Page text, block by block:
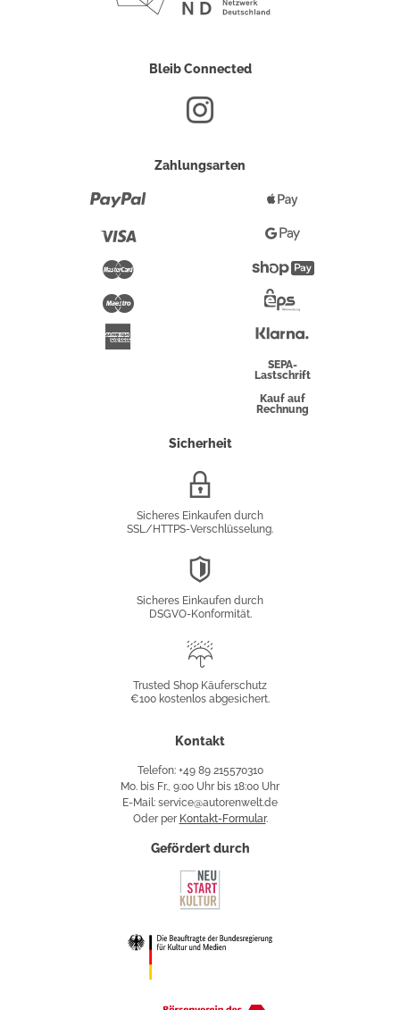
Bleib Connected
Zahlungsarten
Maestro
Pay
Google
Pay
Überweisung
SEPA-
Lastschrift
Kauf auf
Rechnung
Sicherheit
Sicheres Einkaufen durch
SSL/HTTPS-Verschlüsselung.
Sicheres Einkaufen durch
DSGVO-Konformität.
Käuferschutz
Trusted Shop Käuferschutz
€100 kostenlos abgesichert.
Kontakt
Telefon: +49 89 215570310
Mo. bis Fr., 9:00 Uhr bis 18:00 Uhr
E-Mail: service@autorenwelt.de
Oder per Kontakt-Formular.
Gefördert durch